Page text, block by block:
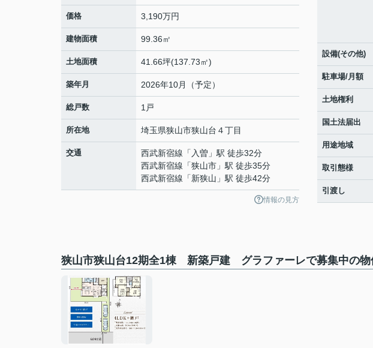
価格 3,190万円
建物面積 99.36㎡
土地面積 41.66坪(137.73㎡)
築年月 2026年10月（予定）
総戸数 1戸
所在地 埼玉県狭山市狭山台 ４丁目
交通 西武新宿線 「 入曽 」駅 徒歩32分
西武新宿線 「狭山市 」駅 徒歩35分
西武新宿線 「新狭山 」駅 徒歩42分
情報の見方
設備(その他)
駐車場/月額
土地権利
国土法届出
用途地域
取引態様
引渡し
狭山市狭山台12期全1棟 新築戸建 グラファーレで募集中の物